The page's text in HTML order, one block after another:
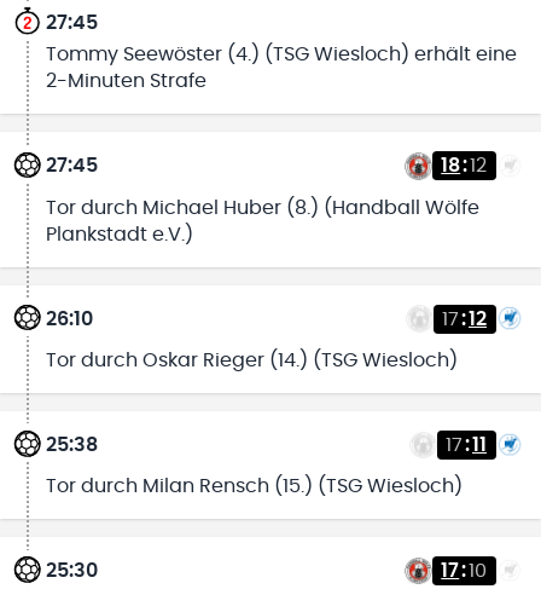
27:45
Tommy Seewöster (4.) (TSG Wiesloch) erhält eine
2-Minuten Strafe
27:45 18:12
Tor durch Michael Huber (8.) (Handball Wölfe
Plankstadt e.V.)
26:10 17:12
Tor durch Oskar Rieger (14.) (TSG Wiesloch)
25:38 17:11
Tor durch Milan Rensch (15.) (TSG Wiesloch)
25:30 17:10